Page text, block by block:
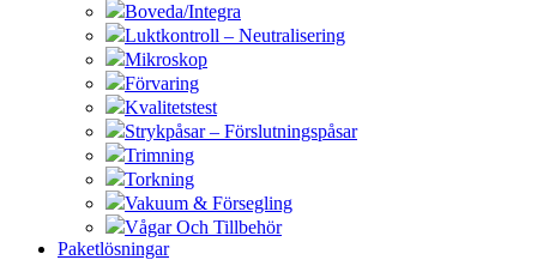
Boveda/Integra
Luktkontroll – Neutralisering
Mikroskop
Förvaring
Kvalitetstest
Strykpåsar – Förslutningspåsar
Trimning
Torkning
Vakuum & Försegling
Vågar Och Tillbehör
Paketlösningar